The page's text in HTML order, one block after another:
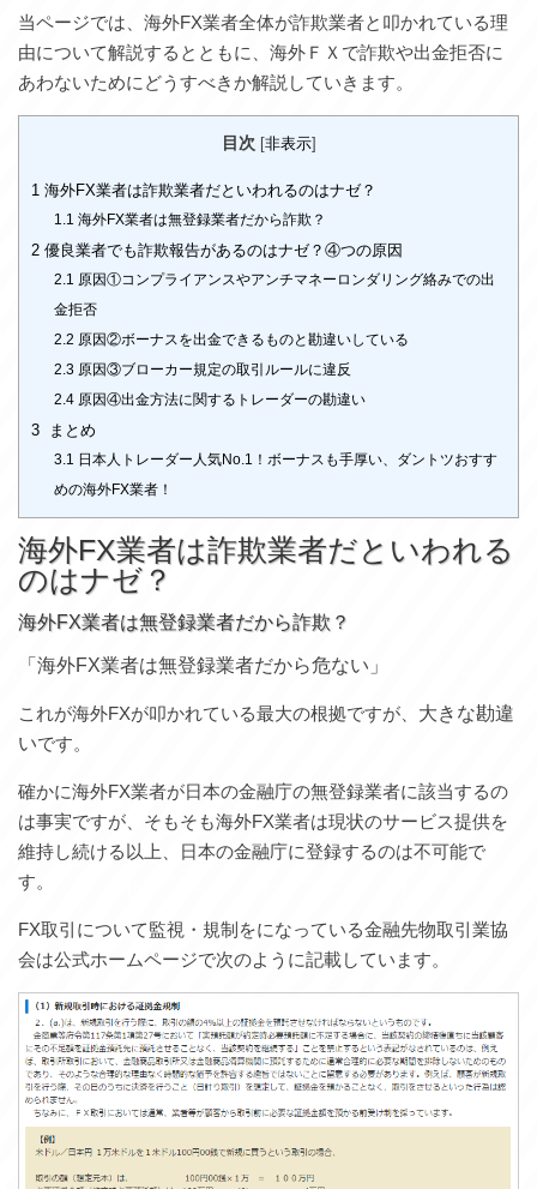
当ページでは、海外FX業者全体が詐欺業者と叩かれている理
由について解説するとともに、海外ＦＸで詐欺や出金拒否に
あわないためにどうすべきか解説していきます。
目次 [非表示]
1 海外FX業者は詐欺業者だといわれるのはナゼ？
1.1 海外FX業者は無登録業者だから詐欺？
2 優良業者でも詐欺報告があるのはナゼ？④つの原因
2.1 原因①コンプライアンスやアンチマネーロンダリング絡みでの出
金拒否
2.2 原因②ボーナスを出金できるものと勘違いしている
2.3 原因③ブローカー規定の取引ルールに違反
2.4 原因④出金方法に関するトレーダーの勘違い
3 まとめ
3.1 日本人トレーダー人気No.1！ボーナスも手厚い、ダントツおすす
めの海外FX業者！
海外FX業者は詐欺業者だといわれる
のはナゼ？
海外FX業者は無登録業者だから詐欺？
「海外FX業者は無登録業者だから危ない」
これが海外FXが叩かれている最大の根拠ですが、 大きな勘違
いです。
確かに海外FX業者が日本の金融庁の無登録業者に該当するの
は事実ですが、そもそも海外FX業者は現状のサービス提供を
維持し続ける以上、日本の金融庁に登録するのは不可能で
す。
FX取引について監視・規制をになっている金融先物取引業協
会は公式ホームページで次のように記載しています。